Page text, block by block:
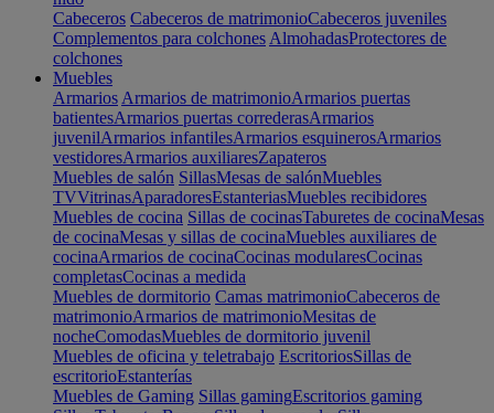
Cabeceros Cabeceros de matrimonioCabeceros juveniles
Complementos para colchones AlmohadasProtectores de
colchones
Muebles
Armarios Armarios de matrimonioArmarios puertas
batientesArmarios puertas correderasArmarios
juvenilArmarios infantilesArmarios esquinerosArmarios
vestidoresArmarios auxiliaresZapateros
Muebles de salón SillasMesas de salónMuebles
TVVitrinasAparadoresEstanteriasMuebles recibidores
Muebles de cocina Sillas de cocinasTaburetes de cocinaMesas
de cocinaMesas y sillas de cocinaMuebles auxiliares de
cocinaArmarios de cocinaCocinas modularesCocinas
completasCocinas a medida
Muebles de dormitorio Camas matrimonioCabeceros de
matrimonioArmarios de matrimonioMesitas de
nocheComodasMuebles de dormitorio juvenil
Muebles de oficina y teletrabajo EscritoriosSillas de
escritorioEstanterías
Muebles de Gaming Sillas gamingEscritorios gaming